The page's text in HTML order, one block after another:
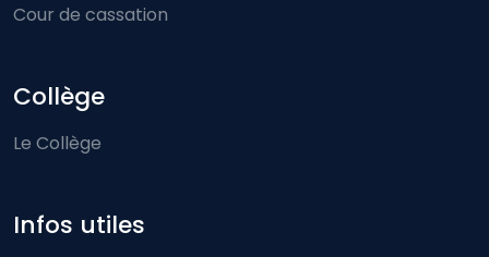
Cour de cassation
Collège
Le Collège
Infos utiles